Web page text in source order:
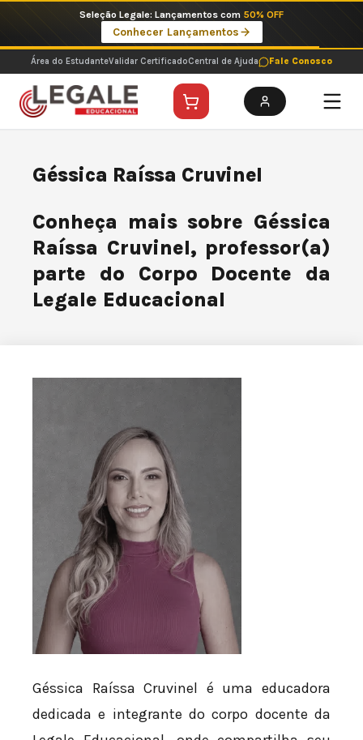
o
conteúdo
Seleção Legale: Lançamentos com 50% OFF
Conhecer Lançamentos
Área do EstudanteValidar CertificadoCentral de Ajuda Fale Conosco
Géssica Raíssa Cruvinel
Conheça mais sobre Géssica
Raíssa Cruvinel, professor(a)
parte do Corpo Docente da
Legale Educacional
Géssica Raíssa Cruvinel é uma educadora
dedicada e integrante do corpo docente da